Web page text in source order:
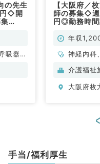
の先生
◇開
吸器内
【大阪府／
師の募集◇
円◎勤務時間
作成のお仕
年収
神経内科
脳神経外
環器内科
全般、
介護福祉
大阪府枚
手当/福利厚生